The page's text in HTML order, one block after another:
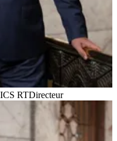
RTDirecteur